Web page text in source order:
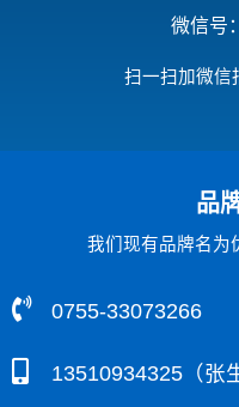
微信号
扫一扫加微信
品
我们现有品牌名为
0755-33073266
13510934325（张